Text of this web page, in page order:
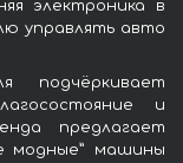
электроника в
управлять авто
подчёркивает
и
предлагает
модные” машины